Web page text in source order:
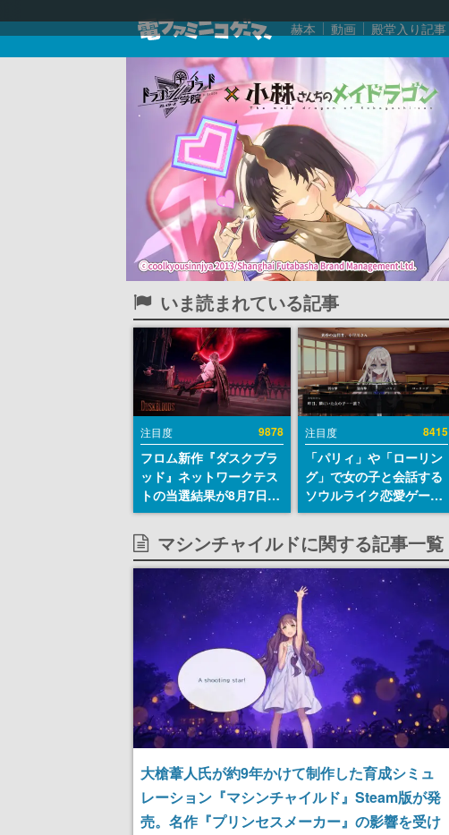
赫本 動画 殿堂入り記事
いま読まれている記事
注目度 9878
フロム新作『ダスクブラ
ッド』ネットワークテス
トの当選結果が8月7日22
時に発表。応募サイトの
マイページから確認可
能、テスト実施は8月21
日～24日
注目度 8415
「パリィ」や「ローリン
グ」で女の子と会話する
ソウルライク恋愛ゲーム
『小早川さんはソウルラ
イク』無料公開。返事に
失敗すると「YOU
DIED」
マシンチャイルドに関する記事一覧
大槍葦人氏が約9年かけて制作した育成シミュ
レーション『マシンチャイルド』Steam版が発
売。名作『プリンセスメーカー』の影響を受け